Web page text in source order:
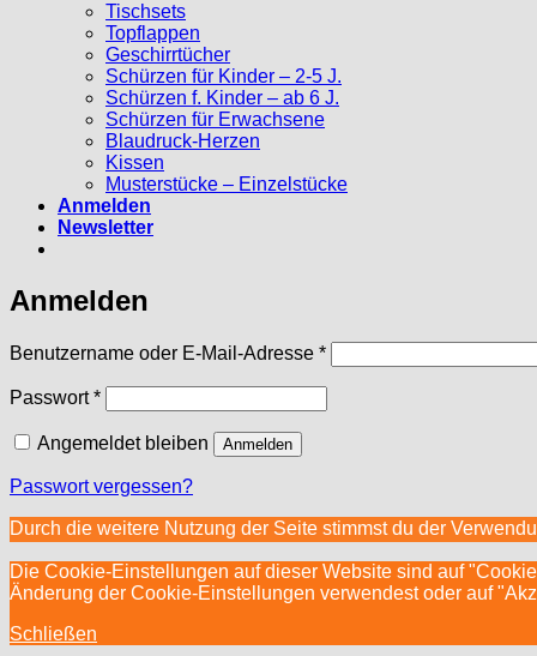
Tischsets
Topflappen
Geschirrtücher
Schürzen für Kinder – 2-5 J.
Schürzen f. Kinder – ab 6 J.
Schürzen für Erwachsene
Blaudruck-Herzen
Kissen
Musterstücke – Einzelstücke
Anmelden
Newsletter
Anmelden
Benutzername oder E-Mail-Adresse *Erforderlich
Passwort*Erforderlich
Angemeldet bleiben Anmelden
Passwort vergessen?
Durch die weitere Nutzung der Seite stimmst du der
Die Cookie-Einstellungen auf dieser Website sind auf
Änderung der Cookie-Einstellungen verwendest oder auf
Schließen